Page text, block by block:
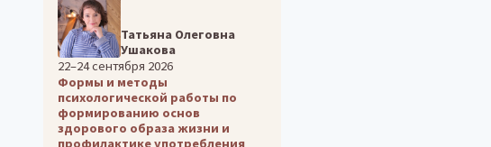
Татьяна Олеговна
Ушакова
22–24 сентября 2026
Формы и методы
психологической работы по
формированию основ
здорового образа жизни и
профилактике употребления